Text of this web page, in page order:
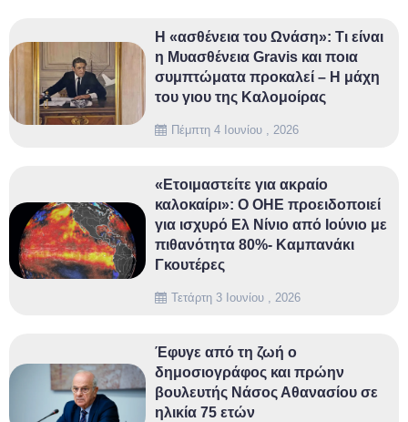
Πέμπτη 4 Ιουνίου , 2026
Η «ασθένεια του Ωνάση»: Τι είναι
η Μυασθένεια Gravis και ποια
συμπτώματα προκαλεί – Η μάχη
του γιου της Καλομοίρας
Τετάρτη 3 Ιουνίου , 2026
«Ετοιμαστείτε για ακραίο
καλοκαίρι»: Ο ΟΗΕ προειδοποιεί
για ισχυρό Ελ Νίνιο από Ιούνιο με
πιθανότητα 80%- Καμπανάκι
Γκουτέρες
Έφυγε από τη ζωή ο
δημοσιογράφος και πρώην
βουλευτής Νάσος Αθανασίου σε
ηλικία 75 ετών